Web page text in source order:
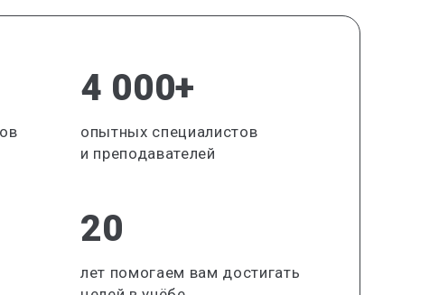
4 000+
опытных специалистов
и преподавателей
20
лет помогаем вам достигать